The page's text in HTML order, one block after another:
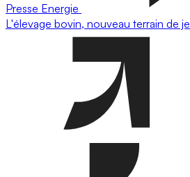
Presse Energie
L'élevage bovin, nouveau terrain de